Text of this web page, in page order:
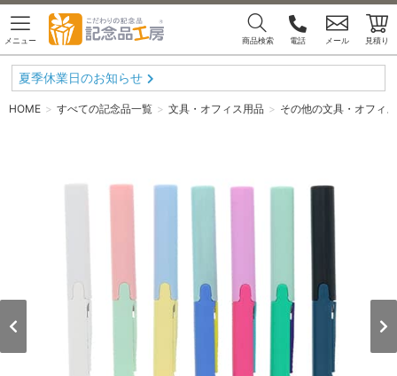
メニュー 商品検索 電話 メール 見積り
夏季休業日のお知らせ
HOME すべての記念品一覧 文具・オフィス用品 その他の文具・オフィ